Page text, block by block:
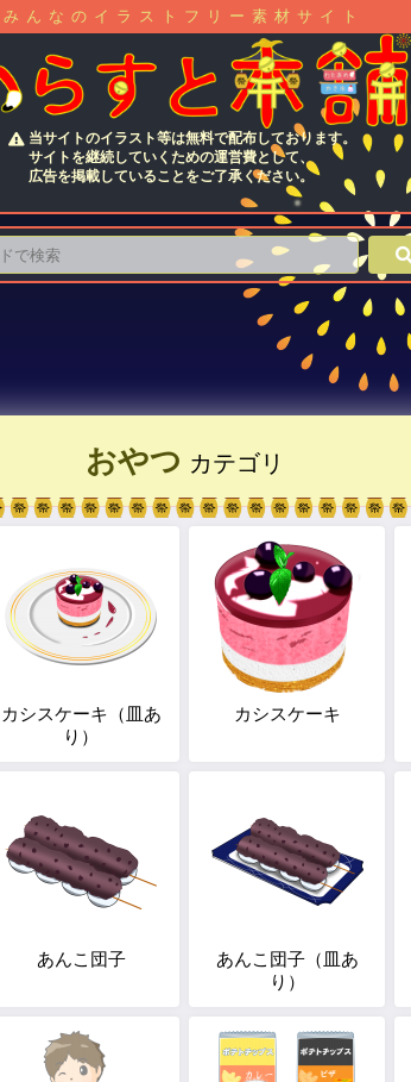
みんなのイラストフリー素材サイト
当サイトのイラスト等は無料で配布しております。
サイトを継続していくための運営費として、
広告を掲載していることをご了承ください。
おやつ カテゴリ
カシスケーキ（皿あ
り）
カシスケーキ
あんこ団子
あんこ団子（皿あ
り）